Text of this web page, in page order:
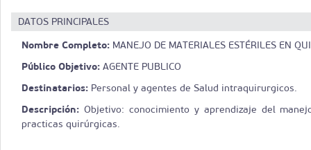
DATOS PRINCIPALES
Nombre Completo: MANEJO DE MATERIALES ESTÉRILES EN
Público Objetivo: AGENTE PUBLICO
Destinatarios: Personal y agentes de Salud intraquirurgicos.
Descripción: Objetivo: conocimiento y aprendizaje del
practicas quirúrgicas.